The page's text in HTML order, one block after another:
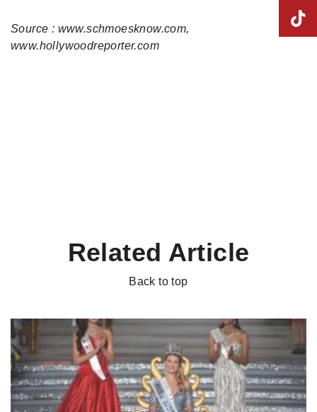
Source : www.schmoesknow.com,
www.hollywoodreporter.com
Related Article
Back to top